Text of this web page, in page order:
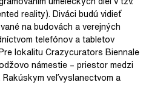
reality). Diváci budú vidieť
na budovách a verejných
telefónov a tabletov
lokalitu Crazycurators Biennale
námestie – priestor medzi
veľvyslanectvom a